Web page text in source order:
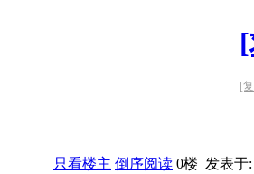
[
只看楼主 倒序阅读 0楼 发表于: